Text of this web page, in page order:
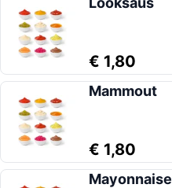
€ 1,80
Mammout
€ 1,80
Mayonnaise